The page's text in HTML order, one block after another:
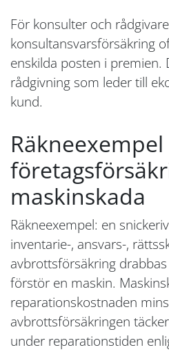
För konsulter och
konsultansvarsförsäkring
enskilda posten i premien.
rådgivning som leder till
kund.
maskinskada
Räkneexempel: en
inventarie-, ansvars-,
avbrottsförsäkring
förstör en maskin.
reparationskostnaden
avbrottsförsäkringen
under reparationstiden